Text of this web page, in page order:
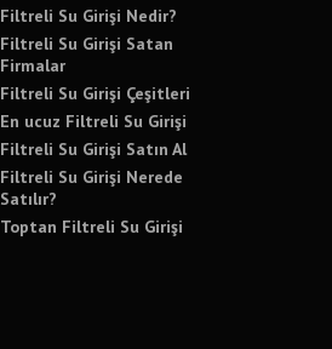
Filtreli Su Girişi Nedir?
Filtreli Su Girişi Satan
Firmalar
Filtreli Su Girişi Çeşitleri
En ucuz Filtreli Su Girişi
Filtreli Su Girişi Satın Al
Filtreli Su Girişi Nerede
Satılır?
Toptan Filtreli Su Girişi